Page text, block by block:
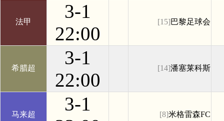
法甲
3-1
22:00
[15]巴黎足球会
希腊超
3-1
22:00
[14]潘塞莱科斯
马来超
3-1
[8]米格雷森FC